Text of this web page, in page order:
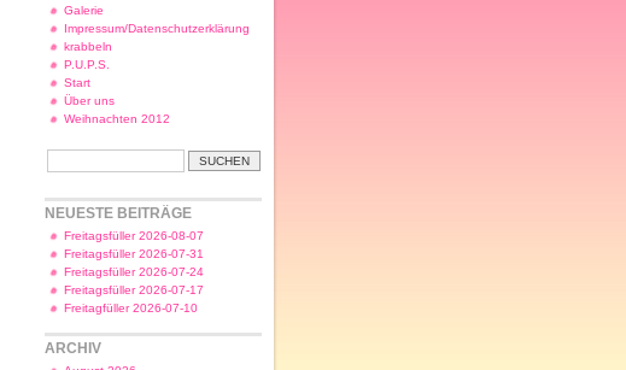
Galerie
Impressum/Datenschutzerklärung
krabbeln
P.U.P.S.
Start
Über uns
Weihnachten 2012
NEUESTE BEITRÄGE
Freitagsfüller 2026-08-07
Freitagsfüller 2026-07-31
Freitagsfüller 2026-07-24
Freitagsfüller 2026-07-17
Freitagfüller 2026-07-10
ARCHIV